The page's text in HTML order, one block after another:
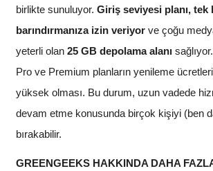
birlikte sunuluyor. Giriş seviyesi planı,
barındırmanıza izin veriyor ve çoğu
yeterli olan 25 GB depolama alanı
Pro ve Premium planların yenileme
yüksek olması. Bu durum, uzun vadede
devam etme konusunda birçok kişiyi (ben
bırakabilir.
GREENGEEKS HAKKINDA DAHA